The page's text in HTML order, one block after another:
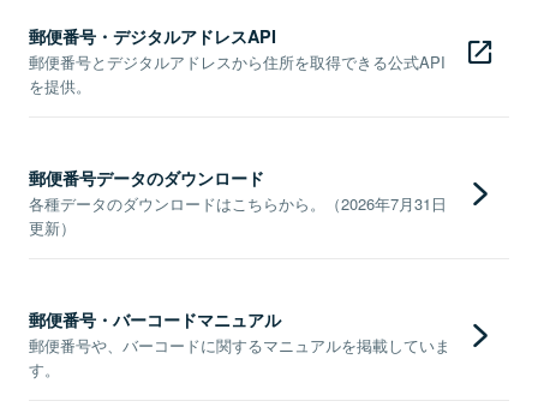
郵便番号・デジタルアドレスAPI
郵便番号とデジタルアドレスから住所を取得できる公式API
を提供。
郵便番号データのダウンロード
各種データのダウンロードはこちらから。（2026年7月31日
更新）
郵便番号・バーコードマニュアル
郵便番号や、バーコードに関するマニュアルを掲載していま
す。